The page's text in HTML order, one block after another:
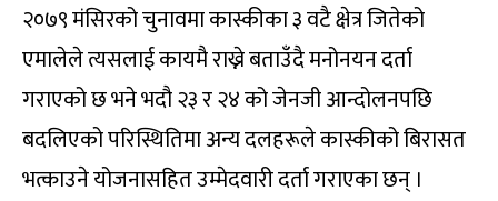
२०७९ मंसिरको चुनावमा कास्कीका ३ वटै क्षेत्र जितेको
एमालेले त्यसलाई कायमै राख्ने बताउँदै मनोनयन दर्ता
गराएको छ भने भदौ २३ र २४ को जेनजी आन्दोलनपछि
बदलिएको परिस्थितिमा अन्य दलहरूले कास्कीको बिरासत
भत्काउने योजनासहित उम्मेदवारी दर्ता गराएका छन् ।